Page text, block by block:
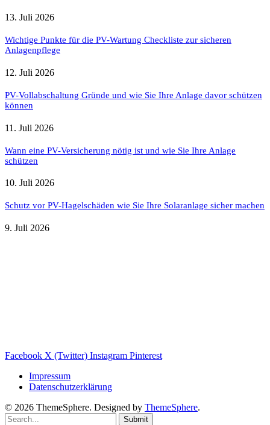
13. Juli 2026
Wichtige Punkte für die PV-Wartung Checkliste zur sicheren
Anlagenpflege
12. Juli 2026
PV-Vollabschaltung Gründe und wie Sie Ihre Anlage davor schützen
können
11. Juli 2026
Wann eine PV-Versicherung nötig ist und wie Sie Ihre Anlage
schützen
10. Juli 2026
Schutz vor PV-Hagelschäden wie Sie Ihre Solaranlage sicher machen
9. Juli 2026
Facebook X (Twitter) Instagram Pinterest
Impressum
Datenschutzerklärung
© 2026 ThemeSphere. Designed by ThemeSphere.
Submit